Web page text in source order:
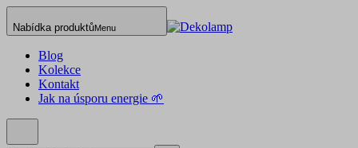
Nabídka produktůMenu
Blog
Kolekce
Kontakt
Jak na úsporu energie 🌱